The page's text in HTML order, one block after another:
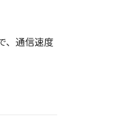
、通信速度